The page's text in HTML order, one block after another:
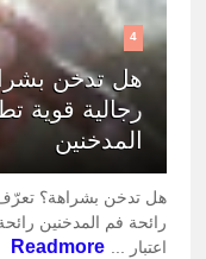
4
رجالية قوية
المدخنين
رائحة فم المدخنين
اعتبار ... Readmore